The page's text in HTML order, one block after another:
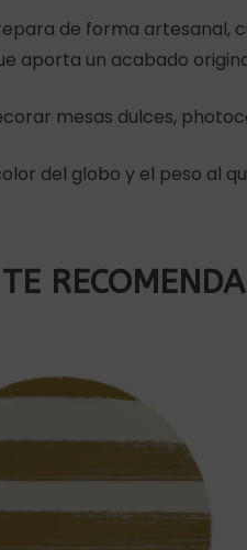
de forma artesanal,
aporta un acabado
mesas dulces,
del globo y el peso al